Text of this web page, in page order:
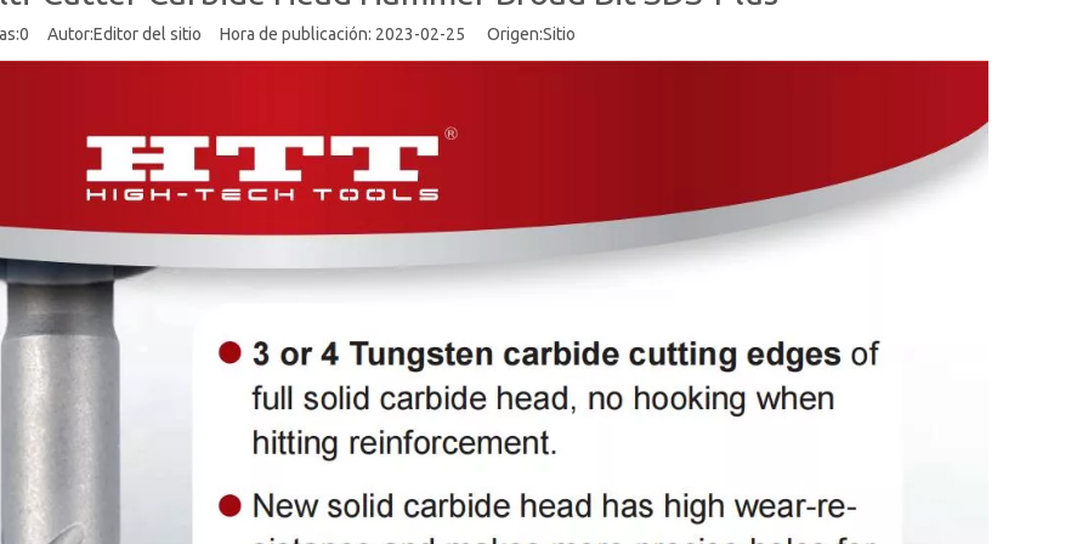
0 Autor:Editor del sitio Hora de publicación: 2023-02-25 Origen:Sitio